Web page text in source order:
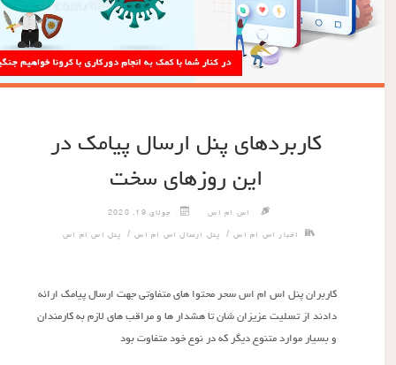
کاربردهای پنل ارسال پیامک در
این روزهای سخت
اس ام اس جولای 19, 2020
اخبار اس ام اس/ پنل ارسال اس ام اس/ پنل اس ام اس
کاربران پنل اس ام اس سحر محتوا های متفاوتی جهت ارسال پیامک ارائه
دادند از تسلیت عزیزان شان تا هشدار ها و مراقب های لازم به کارمندان
و بسیار موارد متنوع دیگر که در نوع خود متفاوت بود